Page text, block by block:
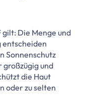
Die Menge und
entscheiden
Sonnenschutz
großzügig und
die Haut
oder zu selten